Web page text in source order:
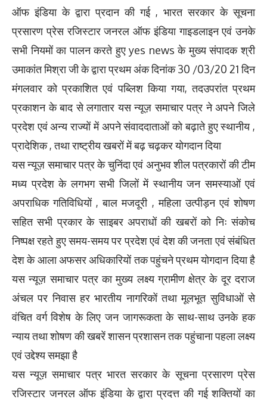
ऑफ इंडिया के द्वारा प्रदान की गई , भारत सरकार के सूचना
प्रसारण प्रेस रजिस्टार जनरल ऑफ इंडिया गाइडलाइन एवं उनके
सभी नियमों का पालन करते हुए yes news के मुख्य संपादक श्री
उमाकांत मिश्रा जी के द्वारा प्रथम अंक दिनांक 30 /03/20 21 दिन
मंगलवार को प्रकाशित एवं पब्लिश किया गया, तदउपरांत प्रथम
प्रकाशन के बाद से लगातार यस न्यूज़ समाचार पत्र ने अपने जिले
प्रदेश एवं अन्य राज्यों में अपने संवाददाताओं को बढ़ाते हुए स्थानीय ,
प्रादेशिक , तथा राष्ट्रीय खबरों में बढ़ चढ़कर योगदान दिया
यस न्यूज़ समाचार पत्र के चुनिंदा एवं अनुभव शील पत्रकारों की टीम
मध्य प्रदेश के लगभग सभी जिलों में स्थानीय जन समस्याओं एवं
अपराधिक गतिविधियों , बाल मजदूरी , महिला उत्पीड़न एवं शोषण
सहित सभी प्रकार के साइबर अपराधों की खबरों को निः संकोच
निष्पक्ष रहते हुए समय-समय पर प्रदेश एवं देश की जनता एवं संबंधित
देश के आला अफसर अधिकारियों तक पहुंचने प्रथम योगदान दिया है
यस न्यूज़ समाचार पत्र का मुख्य लक्ष्य ग्रामीण क्षेत्र के दूर दराज
अंचल पर निवास हर भारतीय नागरिकों तथा मूलभूत सुविधाओं से
वंचित वर्ग विशेष के लिए जन जागरूकता के साथ-साथ उनके हक
न्याय तथा शोषण की खबरें शासन प्रशासन तक पहुंचाना पहला लक्ष्य
एवं उद्देश्य समझा है
यस न्यूज़ समाचार पत्र भारत सरकार के सूचना प्रसारण प्रेस
रजिस्टार जनरल ऑफ इंडिया के द्वारा प्रदत्त की गई शक्तियों का